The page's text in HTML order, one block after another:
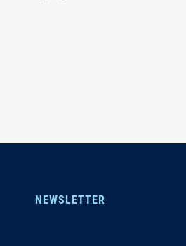
NEWSLETTER